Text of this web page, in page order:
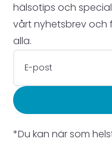
hälsotips och
vårt nyhetsbrev
alla.
*Du kan när som